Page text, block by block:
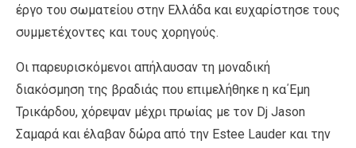
έργο του σωματείου στην Ελλάδα και ευχαρίστησε τους
συμμετέχοντες και τους χορηγούς.
Οι παρευρισκόμενοι απήλαυσαν τη μοναδική
διακόσμηση της βραδιάς που επιμελήθηκε η κα΄Εμη
Τρικάρδου, χόρεψαν μέχρι πρωίας με τον Dj Jason
Σαμαρά και έλαβαν δώρα από την Estee Lauder και την